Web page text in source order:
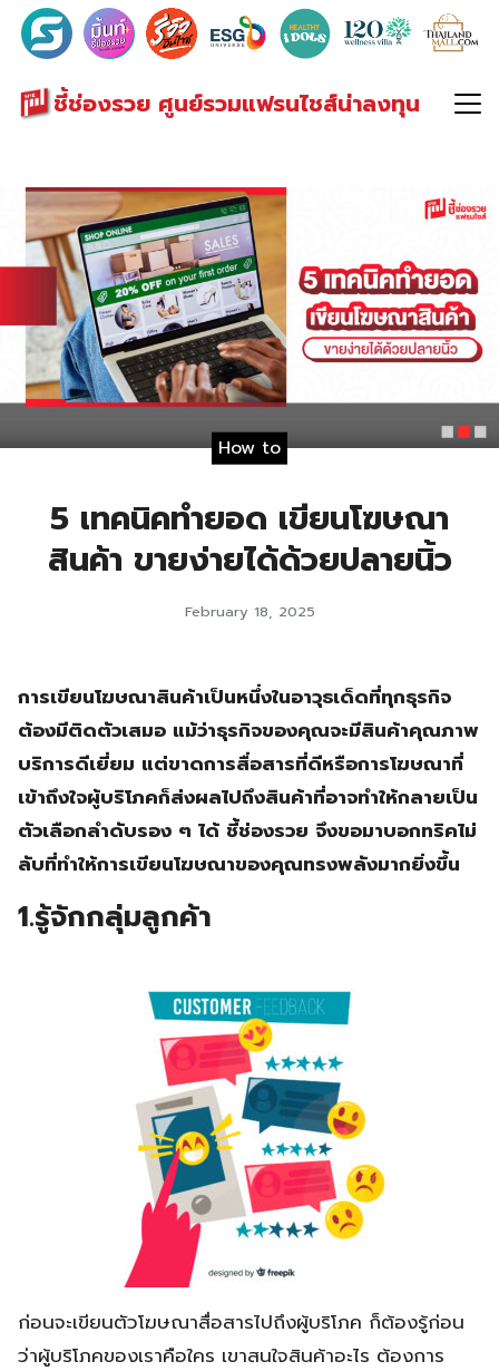
ชี้ช่องรวย ศูนย์รวมแฟรนไชส์น่าลงทุน
Search
for:
How to
5 เทคนิคทำยอด เขียนโฆษณา
สินค้า ขายง่ายได้ด้วยปลายนิ้ว
February 18, 2025
การเขียนโฆษณาสินค้าเป็นหนึ่งในอาวุธเด็ดที่ทุกธุรกิจ
ต้องมีติดตัวเสมอ แม้ว่าธุรกิจของคุณจะมีสินค้าคุณภาพ
บริการดีเยี่ยม แต่ขาดการสื่อสารที่ดีหรือการโฆษณาที่
เข้าถึงใจผู้บริโภคก็ส่งผลไปถึงสินค้าที่อาจทำให้กลายเป็น
ตัวเลือกลำดับรอง ๆ ได้ ชี้ช่องรวย จึงขอมาบอกทริคไม่
ลับที่ทำให้การเขียนโฆษณาของคุณทรงพลังมากยิ่งขึ้น
1.รู้จักกลุ่มลูกค้า
ก่อนจะเขียนตัวโฆษณาสื่อสารไปถึงผู้บริโภค ก็ต้องรู้ก่อน
ว่าผู้บริโภคของเราคือใคร เขาสนใจสินค้าอะไร ต้องการ